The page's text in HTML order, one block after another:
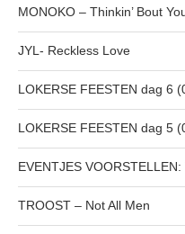
MONOKO – Thinkin’ Bout
JYL- Reckless Love
LOKERSE FEESTEN dag 6
LOKERSE FEESTEN dag 5
EVENTJES
TROOST – Not All Men